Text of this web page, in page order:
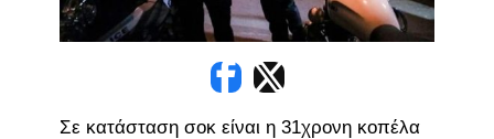
Σε κατάσταση σοκ είναι η 31χρονη κοπέλα